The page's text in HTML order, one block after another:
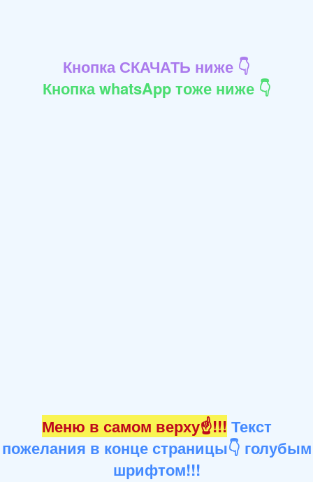
Кнопка СКАЧАТЬ ниже 👇
Кнопка whatsApp тоже ниже 👇
Меню в самом верху☝!!! Текст
пожелания в конце страницы👇 голубым
шрифтом!!!